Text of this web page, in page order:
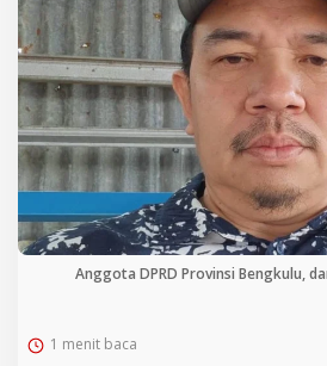
Anggota DPRD Provinsi Bengkulu,
1 menit baca